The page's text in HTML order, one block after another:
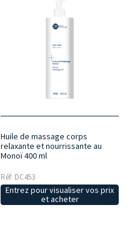
Huile de massage corps
relaxante et nourrissante au
Monoï 400 ml
Réf: DC453
Entrez pour visualiser vos prix
et acheter